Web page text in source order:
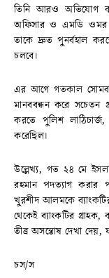
তিনি আরও অভিযোগ
অফিসার ও এমডি ওমর
তাকে দ্রুত পুনর্বহাল
চলবে।
এর আগে গতকাল
মানববন্ধন করে সচেতন
করতে পুলিশ
করেছিল।
উল্লেখ্য, গত ২৪ মে
রহমান পদত্যাগ করার
খুরশীদ আলমকে
থেকেই ব্যাংকটির
তীব্র অসন্তোষ দেখা
চস/স